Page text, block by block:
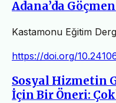
Adana’da
Kastamonu Eğitim
https://doi.org/
Sosyal Hizmetin
İçin Bir Öneri: